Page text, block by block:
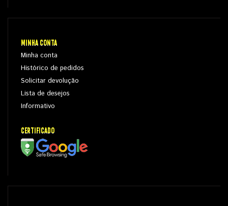
MINHA CONTA
Minha conta
Histórico de pedidos
Solicitar devolução
Lista de desejos
Informativo
CERTIFICADO